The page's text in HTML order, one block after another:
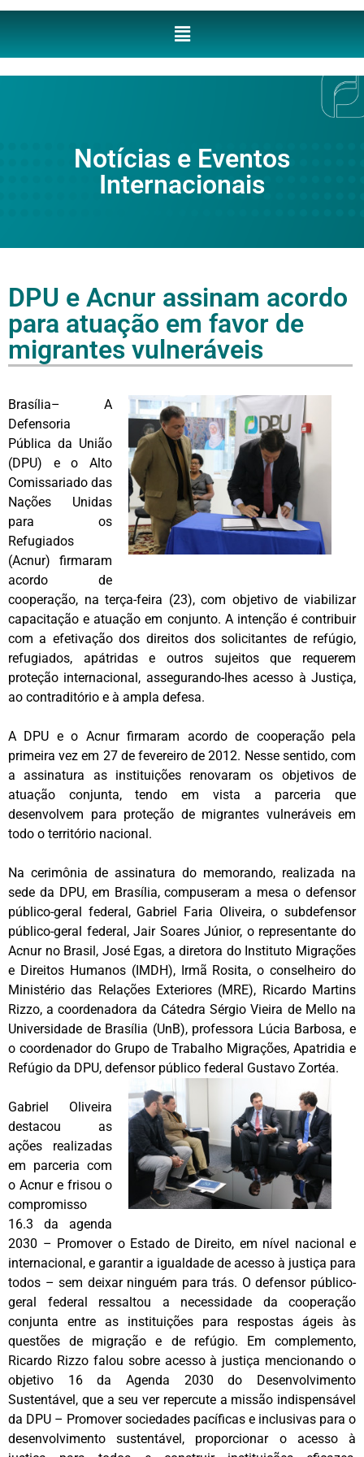
Notícias e Eventos
Internacionais
DPU e Acnur assinam acordo
para atuação em favor de
migrantes vulneráveis
Brasília– A
Defensoria
Pública da União
(DPU) e o Alto
Comissariado das
Nações Unidas
para os
Refugiados
(Acnur) firmaram
acordo de
cooperação, na terça-feira (23), com objetivo de viabilizar
capacitação e atuação em conjunto. A intenção é contribuir
com a efetivação dos direitos dos solicitantes de refúgio,
refugiados, apátridas e outros sujeitos que requerem
proteção internacional, assegurando-lhes acesso à Justiça,
ao contraditório e à ampla defesa.
A DPU e o Acnur firmaram acordo de cooperação pela
primeira vez em 27 de fevereiro de 2012. Nesse sentido, com
a assinatura as instituições renovaram os objetivos de
atuação conjunta, tendo em vista a parceria que
desenvolvem para proteção de migrantes vulneráveis em
todo o território nacional.
Na cerimônia de assinatura do memorando, realizada na
sede da DPU, em Brasília, compuseram a mesa o defensor
público-geral federal, Gabriel Faria Oliveira, o subdefensor
público-geral federal, Jair Soares Júnior, o representante do
Acnur no Brasil, José Egas, a diretora do Instituto Migrações
e Direitos Humanos (IMDH), Irmã Rosita, o conselheiro do
Ministério das Relações Exteriores (MRE), Ricardo Martins
Rizzo, a coordenadora da Cátedra Sérgio Vieira de Mello na
Universidade de Brasília (UnB), professora Lúcia Barbosa, e
o coordenador do Grupo de Trabalho Migrações, Apatridia e
Refúgio da DPU, defensor público federal Gustavo Zortéa.
Gabriel Oliveira
destacou as
ações realizadas
em parceria com
o Acnur e frisou o
compromisso
16.3 da agenda
2030 – Promover o Estado de Direito, em nível nacional e
internacional, e garantir a igualdade de acesso à justiça para
todos – sem deixar ninguém para trás. O defensor público-
geral federal ressaltou a necessidade da cooperação
conjunta entre as instituições para respostas ágeis às
questões de migração e de refúgio. Em complemento,
Ricardo Rizzo falou sobre acesso à justiça mencionando o
objetivo 16 da Agenda 2030 do Desenvolvimento
Sustentável, que a seu ver repercute a missão indispensável
da DPU – Promover sociedades pacíficas e inclusivas para o
desenvolvimento sustentável, proporcionar o acesso à